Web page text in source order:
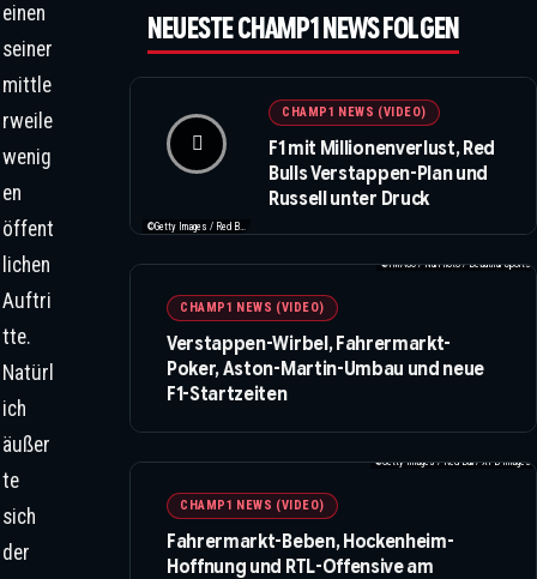
einen
seiner
mittle
rweile
wenig
en
öffent
lichen
Auftri
tte.
Natürl
ich
äußer
te
sich
der
NEUESTE CHAMP1 NEWS FOLGEN
©Getty Images / Red Bull / Formula 1
CHAMP1 NEWS (VIDEO)
F1 mit Millionenverlust, Red
Bulls Verstappen-Plan und
Russell unter Druck
©IMAGO / NurPhoto / Beautiful Sports
CHAMP1 NEWS (VIDEO)
Verstappen-Wirbel, Fahrermarkt-
Poker, Aston-Martin-Umbau und neue
F1-Startzeiten
©Getty Images / Red Bull / XPB Images
CHAMP1 NEWS (VIDEO)
Fahrermarkt-Beben, Hockenheim-
Hoffnung und RTL-Offensive am